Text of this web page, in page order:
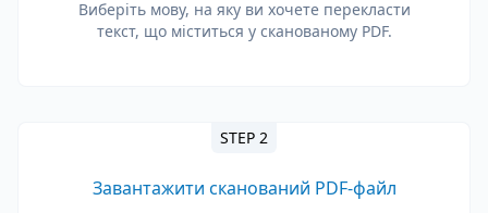
Виберіть мову, на яку ви хочете перекласти
текст, що міститься у сканованому PDF.
STEP 2
Завантажити сканований PDF-файл